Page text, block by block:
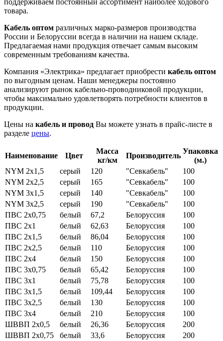
товара.
Кабель оптом различных марко-размеров производства
России и Белоруссии всегда в наличии на нашем складе.
Предлагаемая нами продукция отвечает самым высоким
современным требованиям качества.
Компания «Электрика» предлагает приобрести кабель оптом
по выгодным ценам. Наши менеджеры постоянно
анализируют рынок кабельно-проводниковой продукции,
чтобы максимально удовлетворять потребности клиентов в
продукции.
Цены на кабель и провод Вы можете узнать в прайс-листе в
разделе цены.
Наименование Цвет
Масса
кг/км
Производитель
Упаковка
(м.)
NYM 2x1,5
серый 120 "Севкабель"
100
NYM 2x2,5
серый 165 "Севкабель"
100
NYM 3x1,5
серый 140 "Севкабель"
100
NYM 3x2,5
серый 190 "Севкабель"
100
ПВС 2х0,75
белый 67,2 Белоруссия
100
ПВС 2х1
белый 62,63 Белоруссия
100
ПВС 2х1,5
белый 86,04 Белоруссия
100
ПВС 2х2,5
белый 110 Белоруссия
100
ПВС 2х4
белый 150 Белоруссия
100
ПВС 3х0,75
белый 65,42 Белоруссия
100
ПВС 3х1
белый 75,78 Белоруссия
100
ПВС 3х1,5
белый 109,44 Белоруссия
100
ПВС 3х2,5
белый 130 Белоруссия
100
ПВС 3х4
белый 210 Белоруссия
100
ШВВП 2х0,5
белый 26,36 Белоруссия
200
ШВВП 2х0,75
белый 33,6 Белоруссия
200